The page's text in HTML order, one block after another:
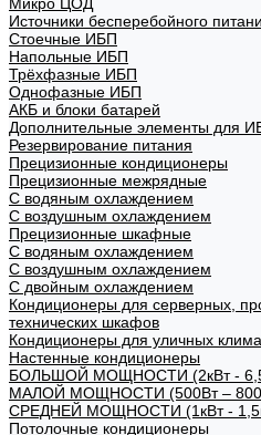
Источники бесперебойного
Стоечные ИБП
Напольные ИБП
Трёхфазные ИБП
Однофазные ИБП
АКБ и блоки батарей
Дополнительные элементы для
Резервирование питания
Прецизионные кондиционеры
Прецизионные межрядные
С водяным охлаждением
С воздушным охлаждением
Прецизионные шкафные
С водяным охлаждением
С воздушным охлаждением
С двойным охлаждением
Кондиционеры для серверных,
технических шкафов
Кондиционеры для уличных
Настенные кондиционеры
БОЛЬШОЙ МОЩНОСТИ (2кВт -
МАЛОЙ МОЩНОСТИ (500Вт –
СРЕДНЕЙ МОЩНОСТИ (1кВт -
Потолочные кондиционеры